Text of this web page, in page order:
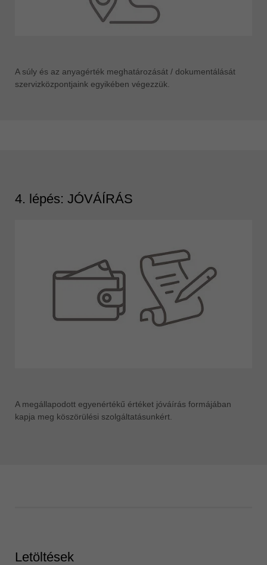
A súly és az anyagérték meghatározását / dokumentálását
szervizközpontjaink egyikében végezzük.
4. lépés: JÓVÁÍRÁS
A megállapodott egyenértékű értéket jóváírás formájában
kapja meg köszörülési szolgáltatásunkért.
Letöltések